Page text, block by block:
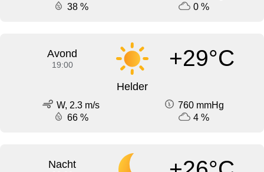
38 %
0 %
Avond
19:00 +29°C
Helder
W, 2.3 m/s
760 mmHg
66 %
4 %
Nacht